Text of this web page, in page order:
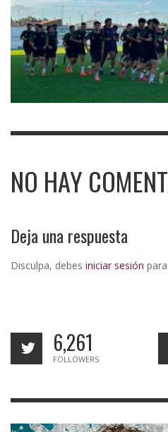
NO HAY
Deja una respuesta
Disculpa, debes iniciar sesión
6,261
FOLLOWERS